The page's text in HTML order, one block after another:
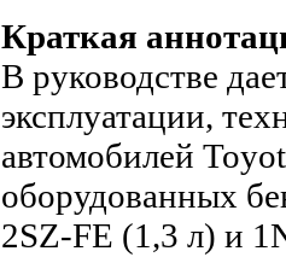
Краткая
В руководстве
эксплуатации,
автомобилей
оборудованных
2SZ-FE (1,3 л) и